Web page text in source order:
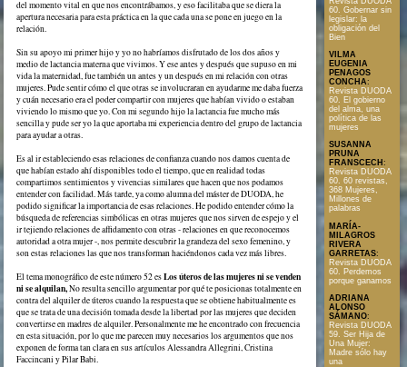
del momento vital en que nos encontrábamos, y eso facilitaba que se diera la
apertura necesaria para esta práctica en la que cada una se pone en juego en la
relación.
Sin su apoyo mi primer hijo y yo no habríamos disfrutado de los dos años y
medio de lactancia materna que vivimos. Y ese antes y después que supuso en mi
vida la maternidad, fue también un antes y un después en mi relación con otras
mujeres. Pude sentir cómo el que otras se involucraran en ayudarme me daba fuerza
y cuán necesario era el poder compartir con mujeres que habían vivido o estaban
viviendo lo mismo que yo. Con mi segundo hijo la lactancia fue mucho más
sencilla y pude ser yo la que aportaba mi experiencia dentro del grupo de lactancia
para ayudar a otras.
Es al ir estableciendo esas relaciones de confianza cuando nos damos cuenta de
que habían estado ahí disponibles todo el tiempo, que en realidad todas
compartimos sentimientos y vivencias similares que hacen que nos podamos
entender con facilidad. Más tarde, ya como alumna del máster de DUODA, he
podido significar la importancia de esas relaciones. He podido entender cómo la
búsqueda de referencias simbólicas en otras mujeres que nos sirven de espejo y el
ir tejiendo relaciones de affidamento con otras - relaciones en que reconocemos
autoridad a otra mujer -, nos permite descubrir la grandeza del sexo femenino, y
son estas relaciones las que nos transforman haciéndonos cada vez más libres.
El tema monográfico de este número 52 esLos úteros de las mujeres ni se venden
ni se alquilan,No resulta sencillo argumentar por qué te posicionas totalmente en
contra del alquiler de úteros cuando la respuesta que se obtiene habitualmente es
que se trata de una decisión tomada desde la libertad por las mujeres que deciden
convertirse en madres de alquiler. Personalmente me he encontrado con frecuencia
en esta situación, por lo que me parecen muy necesarios los argumentos que nos
exponen de forma tan clara en sus artículos Alessandra Allegrini, Cristina
Faccincani y Pilar Babi.
60. Gobernar sin
legislar: la
obligación del
Bien
VILMA
EUGENIA
PENAGOS
CONCHA:
Revista DUODA
60. El gobierno
del alma, una
política de las
mujeres
SUSANNA
PRUNA
FRANSCECH :
Revista DUODA
60. 60 revistas,
368 Mujeres,
Millones de
palabras
MARÍA-
MILAGROS
RIVERA
GARRETAS:
Revista DUODA
60. Perdemos
porque ganamos
ADRIANA
ALONSO
SÁMANO:
Revista DUODA
59. Ser Hija de
Una Mujer:
Madre sólo hay
una